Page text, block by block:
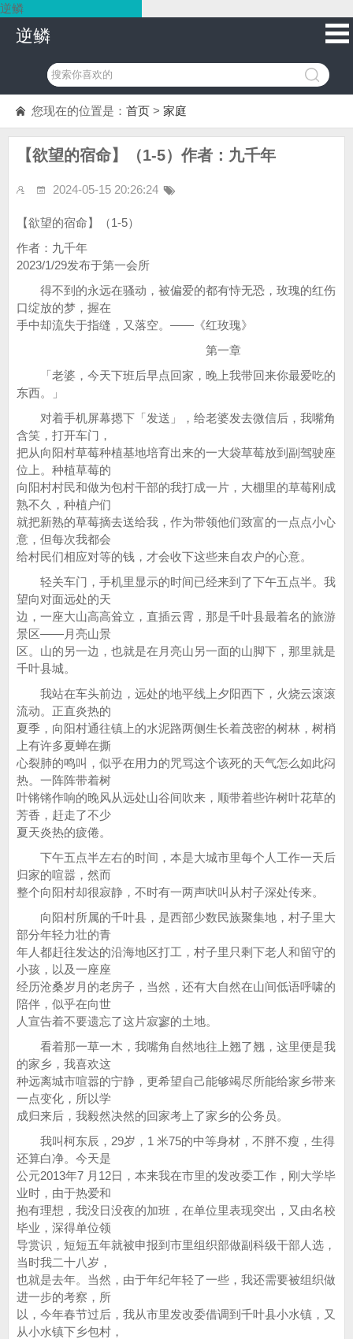
逆鳞
逆鳞
您现在的位置是： 首页 > 家庭
【欲望的宿命】（1-5）作者：九千年
2024-05-15 20:26:24
【欲望的宿命】（1-5）
作者：九千年
2023/1/29发布于第一会所
得不到的永远在骚动，被偏爱的都有恃无恐，玫瑰的红伤
口绽放的梦，握在
手中却流失于指缝，又落空。——《红玫瑰》
第一章
「老婆，今天下班后早点回家，晚上我带回来你最爱吃的
东西。」
对着手机屏幕摁下「发送」，给老婆发去微信后，我嘴角
含笑，打开车门，
把从向阳村草莓种植基地培育出来的一大袋草莓放到副驾驶座
位上。种植草莓的
向阳村村民和做为包村干部的我打成一片，大棚里的草莓刚成
熟不久，种植户们
就把新熟的草莓摘去送给我，作为带领他们致富的一点点小心
意，但每次我都会
给村民们相应对等的钱，才会收下这些来自农户的心意。
轻关车门，手机里显示的时间已经来到了下午五点半。我
望向对面远处的天
边，一座大山高高耸立，直插云霄，那是千叶县最着名的旅游
景区——月亮山景
区。山的另一边，也就是在月亮山另一面的山脚下，那里就是
千叶县城。
我站在车头前边，远处的地平线上夕阳西下，火烧云滚滚
流动。正直炎热的
夏季，向阳村通往镇上的水泥路两侧生长着茂密的树林，树梢
上有许多夏蝉在撕
心裂肺的鸣叫，似乎在用力的咒骂这个该死的天气怎么如此闷
热。一阵阵带着树
叶锵锵作响的晚风从远处山谷间吹来，顺带着些许树叶花草的
芳香，赶走了不少
夏天炎热的疲倦。
下午五点半左右的时间，本是大城市里每个人工作一天后
归家的喧嚣，然而
整个向阳村却很寂静，不时有一两声吠叫从村子深处传来。
向阳村所属的千叶县，是西部少数民族聚集地，村子里大
部分年轻力壮的青
年人都赶往发达的沿海地区打工，村子里只剩下老人和留守的
小孩，以及一座座
经历沧桑岁月的老房子，当然，还有大自然在山间低语呼啸的
陪伴，似乎在向世
人宣告着不要遗忘了这片寂寥的土地。
看着那一草一木，我嘴角自然地往上翘了翘，这里便是我
的家乡，我喜欢这
种远离城市喧嚣的宁静，更希望自己能够竭尽所能给家乡带来
一点变化，所以学
成归来后，我毅然决然的回家考上了家乡的公务员。
我叫柯东辰，29岁，1 米75的中等身材，不胖不瘦，生得
还算白净。今天是
公元2013年7 月12日，本来我在市里的发改委工作，刚大学毕
业时，由于热爱和
抱有理想，我没日没夜的加班，在单位里表现突出，又由名校
毕业，深得单位领
导赏识，短短五年就被申报到市里组织部做副科级干部人选，
当时我二十八岁，
也就是去年。当然，由于年纪年轻了一些，我还需要被组织做
进一步的考察，所
以，今年春节过后，我从市里发改委借调到千叶县小水镇，又
从小水镇下乡包村，